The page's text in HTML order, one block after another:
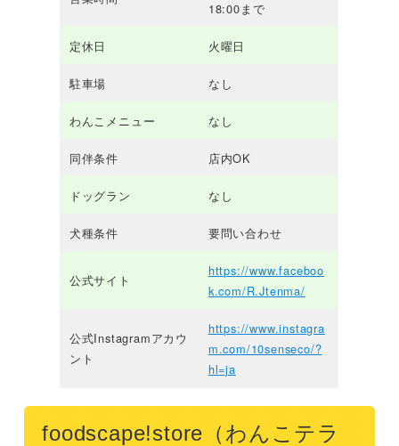
18:00まで
定休日 火曜日
駐車場 なし
わんこメニュー なし
同伴条件 店内OK
ドッグラン なし
犬種条件 要問い合わせ
公式サイト
https://www.faceboo
k.com/R.Jtenma/
公式Instagramアカウ
ント
https://www.instagra
m.com/10senseco/?
hl=ja
foodscape!store（わんこテラ